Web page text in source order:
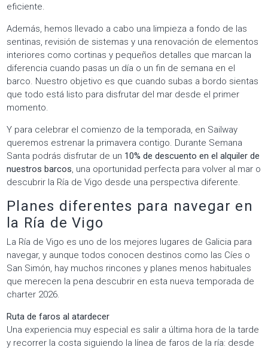
eficiente.
Además, hemos llevado a cabo una limpieza a fondo de las
sentinas, revisión de sistemas y una renovación de elementos
interiores como cortinas y pequeños detalles que marcan la
diferencia cuando pasas un día o un fin de semana en el
barco. Nuestro objetivo es que cuando subas a bordo sientas
que todo está listo para disfrutar del mar desde el primer
momento.
Y para celebrar el comienzo de la temporada, en Sailway
queremos estrenar la primavera contigo. Durante Semana
Santa podrás disfrutar de un 10% de descuento en el alquiler de
nuestros barcos , una oportunidad perfecta para volver al mar o
descubrir la Ría de Vigo desde una perspectiva diferente.
Planes diferentes para navegar en
la Ría de Vigo
La Ría de Vigo es uno de los mejores lugares de Galicia para
navegar, y aunque todos conocen destinos como las Cíes o
San Simón, hay muchos rincones y planes menos habituales
que merecen la pena descubrir en esta nueva temporada de
charter 2026.
Ruta de faros al atardecer
Una experiencia muy especial es salir a última hora de la tarde
y recorrer la costa siguiendo la línea de faros de la ría: desde